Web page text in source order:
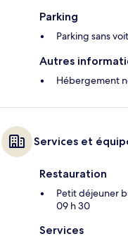
Parking
Parking sans
Autres
Hébergement
Services et
Restauration
Petit déjeuner
09 h 30
Services